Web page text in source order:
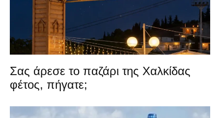
Σας άρεσε το παζάρι της Χαλκίδας
φέτος, πήγατε;